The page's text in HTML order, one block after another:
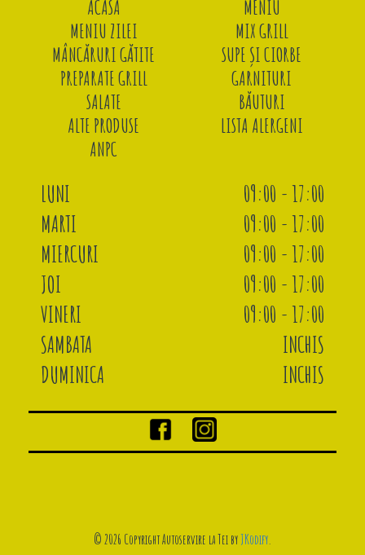
ACASA
MENIU
MENIU ZILEI
MIX GRILL
MÂNCĂRURI GĂTITE
SUPE ȘI CIORBE
PREPARATE GRILL
GARNITURI
SALATE
BĂUTURI
ALTE PRODUSE
LISTA ALERGENI
ANPC
LUNI
09:00 - 17:00
MARTI
09:00 - 17:00
MIERCURI
09:00 - 17:00
JOI
09:00 - 17:00
VINERI
09:00 - 17:00
SAMBATA
INCHIS
DUMINICA
INCHIS
© 2026 Copyright Autoservire la Tei byJKodify.